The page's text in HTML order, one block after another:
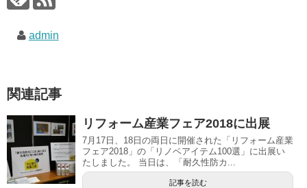
admin
関連記事
リフォーム産業フェア2018に出展
7月17日、18日の両日に開催された「リフォーム産業
フェア2018」の「リノベアイテム100選」に出展い
たしました。 当日は、「耐久性防カ...
記事を読む